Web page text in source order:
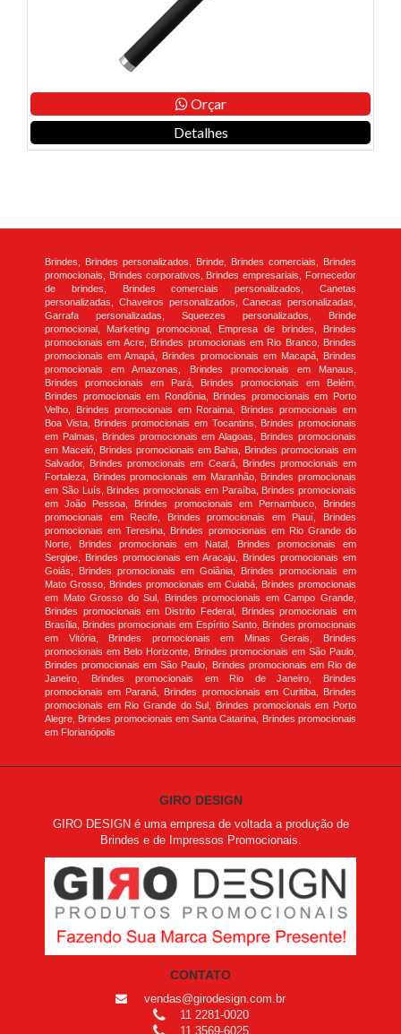
Orçar
Detalhes
Brindes, Brindes personalizados, Brinde, Brindes comerciais, Brindes
promocionais, Brindes corporativos, Brindes empresariais, Fornecedor
de brindes, Brindes comerciais personalizados, Canetas
personalizadas, Chaveiros personalizados, Canecas personalizadas,
Garrafa personalizadas, Squeezes personalizados, Brinde
promocional, Marketing promocional, Empresa de brindes, Brindes
promocionais em Acre, Brindes promocionais em Rio Branco, Brindes
promocionais em Amapá, Brindes promocionais em Macapá, Brindes
promocionais em Amazonas, Brindes promocionais em Manaus,
Brindes promocionais em Pará, Brindes promocionais em Belém,
Brindes promocionais em Rondônia, Brindes promocionais em Porto
Velho, Brindes promocionais em Roraima, Brindes promocionais em
Boa Vista, Brindes promocionais em Tocantins, Brindes promocionais
em Palmas, Brindes promocionais em Alagoas, Brindes promocionais
em Maceió, Brindes promocionais em Bahia, Brindes promocionais em
Salvador, Brindes promocionais em Ceará, Brindes promocionais em
Fortaleza, Brindes promocionais em Maranhão, Brindes promocionais
em São Luís, Brindes promocionais em Paraíba, Brindes promocionais
em João Pessoa, Brindes promocionais em Pernambuco, Brindes
promocionais em Recife, Brindes promocionais em Piauí, Brindes
promocionais em Teresina, Brindes promocionais em Rio Grande do
Norte, Brindes promocionais em Natal, Brindes promocionais em
Sergipe, Brindes promocionais em Aracaju, Brindes promocionais em
Goiás, Brindes promocionais em Goiânia, Brindes promocionais em
Mato Grosso, Brindes promocionais em Cuiabá, Brindes promocionais
em Mato Grosso do Sul, Brindes promocionais em Campo Grande,
Brindes promocionais em Distrito Federal, Brindes promocionais em
Brasília, Brindes promocionais em Espírito Santo, Brindes promocionais
em Vitória, Brindes promocionais em Minas Gerais, Brindes
promocionais em Belo Horizonte, Brindes promocionais em São Paulo,
Brindes promocionais em São Paulo, Brindes promocionais em Rio de
Janeiro, Brindes promocionais em Rio de Janeiro, Brindes
promocionais em Paraná, Brindes promocionais em Curitiba, Brindes
promocionais em Rio Grande do Sul, Brindes promocionais em Porto
Alegre, Brindes promocionais em Santa Catarina, Brindes promocionais
em Florianópolis
GIRO DESIGN
GIRO DESIGN é uma empresa de voltada a produção de
Brindes e de Impressos Promocionais.
CONTATO
vendas@girodesign.com.br
11 2281-0020
11 3569-6025